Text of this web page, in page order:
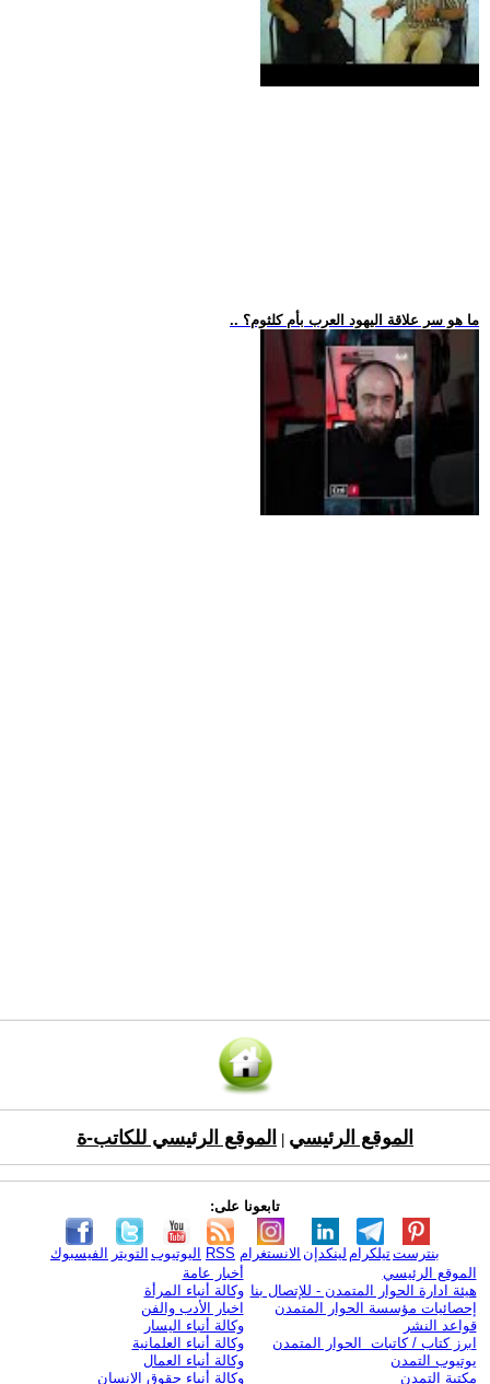
.. ما هو سر علاقة اليهود العرب بأم كلثوم؟
الموقع الرئيسي الموقع الرئيسي للكاتب-ة
تابعونا على:
الفيسبوك التويتر اليوتيوب RSS الانستغرام لينكدإن تيلكرامبنترست
الموقع الرئيسي
هيئة ادارة الحوار المتمدن - للإتصال بنا
إحصائيات مؤسسة الحوار المتمدن
قواعد النشر
ابرز كتاب / كاتبات الحوار المتمدن
يوتيوب التمدن
مكتبة التمدن
أخبار عامة
وكالة أنباء المرأة
اخبار الأدب والفن
وكالة أنباء اليسار
وكالة أنباء العلمانية
وكالة أنباء العمال
وكالة أنباء حقوق الإنسان